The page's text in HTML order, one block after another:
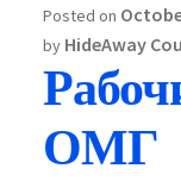
Posted on
by HideAway
ОМГ